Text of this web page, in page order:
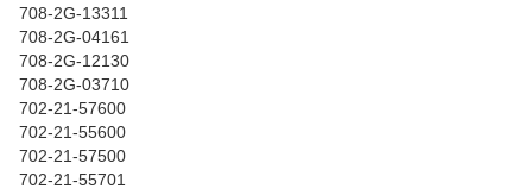
708-2G-13311
708-2G-04161
708-2G-12130
708-2G-03710
702-21-57600
702-21-55600
702-21-57500
702-21-55701